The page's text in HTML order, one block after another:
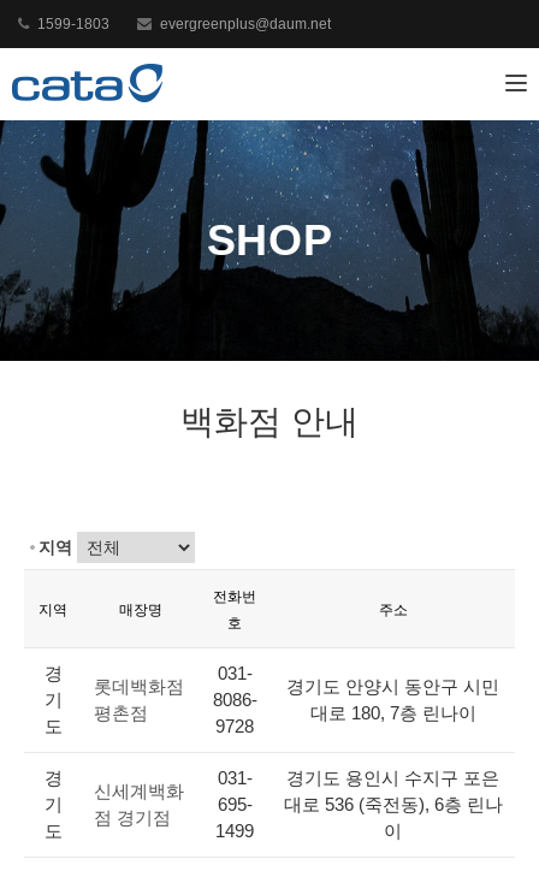
1599-1803 evergreenplus@daum.net
SHOP
백화점 안내
지역
지역 매장명
전화번
호
주소
경
기
도
롯데백화점
평촌점
031-
8086-
9728
경기도 안양시 동안구 시민
대로 180, 7층 린나이
경
기
도
신세계백화
점 경기점
031-
695-
1499
경기도 용인시 수지구 포은
대로 536 (죽전동), 6층 린나
이